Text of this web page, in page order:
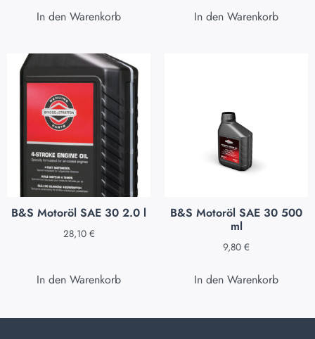
In den Warenkorb In den Warenkorb
B&S Motoröl SAE 30 2.0 l
28,10 €
In den Warenkorb
B&S Motoröl SAE 30 500
ml
9,80 €
In den Warenkorb